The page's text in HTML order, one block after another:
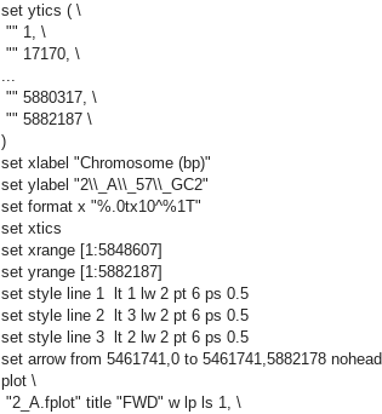
set ytics ( \
"" 1, \
"" 17170, \
...
"" 5880317, \
"" 5882187 \
)
set xlabel "Chromosome (bp)"
set ylabel "2\\_A\\_57\\_GC2"
set format x "%.0tx10^%1T"
set xtics
set xrange [1:5848607]
set yrange [1:5882187]
set style line 1 lt 1 lw 2 pt 6 ps 0.5
set style line 2 lt 3 lw 2 pt 6 ps 0.5
set style line 3 lt 2 lw 2 pt 6 ps 0.5
set arrow from 5461741,0 to 5461741,5882178
plot \
"2_A.fplot" title "FWD" w lp ls 1, \